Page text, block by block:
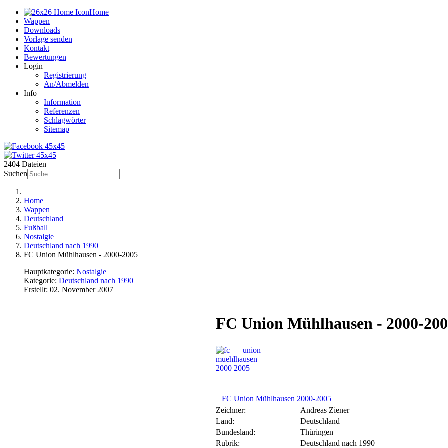
Home
Wappen
Downloads
Vorlage senden
Kontakt
Bewertungen
Login
Registrierung
An/Abmelden
Info
Information
Referenzen
Schlagwörter
Sitemap
2404 Dateien
Suchen
Home
Wappen
Deutschland
Fußball
Nostalgie
Deutschland nach 1990
FC Union Mühlhausen - 2000-2005
Hauptkategorie: Nostalgie
Kategorie: Deutschland nach 1990
Erstellt: 02. November 2007
FC Union Mühlhausen - 2000-
FC Union Mühlhausen 2000-2005
Zeichner:
Andreas Ziener
Land:
Deutschland
Bundesland:
Thüringen
Rubrik:
Deutschland nach 1990